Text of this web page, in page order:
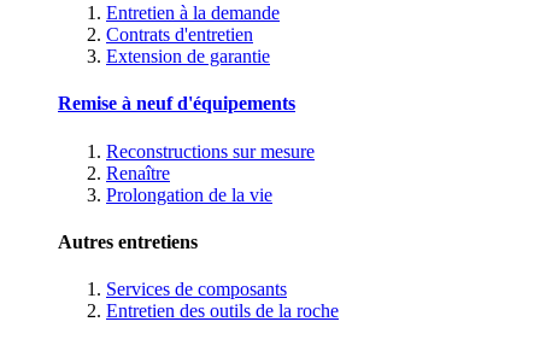
Entretien à la demande
Contrats d'entretien
Extension de garantie
Remise à neuf d'équipements
Reconstructions sur mesure
Renaître
Prolongation de la vie
Autres entretiens
Services de composants
Entretien des outils de la roche